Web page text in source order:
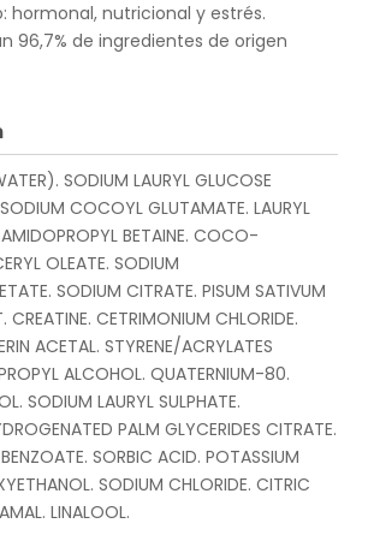
hormonal, nutricional y estrés.
96,7% de ingredientes de origen
SODIUM LAURYL GLUCOSE
COCOYL GLUTAMATE. LAURYL
BETAINE. COCO-
OLEATE. SODIUM
SODIUM CITRATE. PISUM SATIVUM
CREATINE. CETRIMONIUM CHLORIDE.
ACETAL. STYRENE/ACRYLATES
ALCOHOL. QUATERNIUM-80.
SODIUM LAURYL SULPHATE.
PALM GLYCERIDES CITRATE.
SORBIC ACID. POTASSIUM
SODIUM CHLORIDE. CITRIC
LINALOOL.